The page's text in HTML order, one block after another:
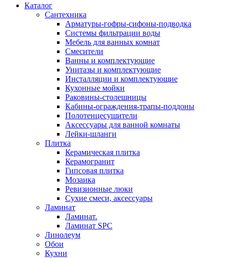
Каталог
Сантехника
Арматуры-гофры-сифоны-подводка
Системы фильтрации воды
Мебель для ванных комнат
Смесители
Ванны и комплектующие
Унитазы и комплектующие
Инсталляции и комплектующие
Кухонные мойки
Раковины-столешницы
Кабины-ограждения-трапы-поддоны
Полотенцесушители
Аксессуары для ванной комнаты
Лейки-шланги
Плитка
Керамическая плитка
Керамогранит
Гипсовая плитка
Мозаика
Ревизионные люки
Сухие смеси, аксессуары
Ламинат
Ламинат.
Ламинат SPC
Линолеум
Обои
Кухни